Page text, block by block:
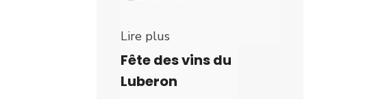
Lire plus
Fête des vins du
Luberon